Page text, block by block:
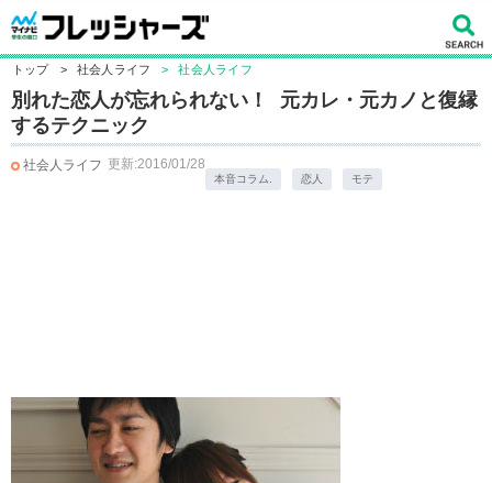
トップ > 社会人ライフ > 社会人ライフ
別れた恋人が忘れられない！ 元カレ・元カノと復縁
するテクニック
社会人ライフ 更新:2016/01/28
本音コラム. 恋人 モテ